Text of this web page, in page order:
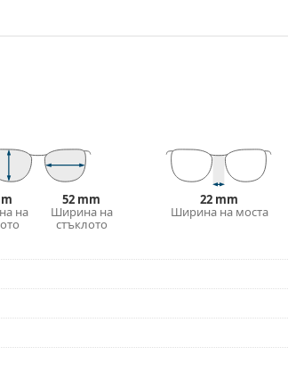
защита от слънчева светлина.
2 (пропускане на светлина
подходящи за средно слънчево лъчение
торбичка. Цветът на калъфа
е идеална за почистване и грижа
от плат вместо с кърпа.
на
52 mm
Ширина на
стъклото
22 mm
Ширина на моста